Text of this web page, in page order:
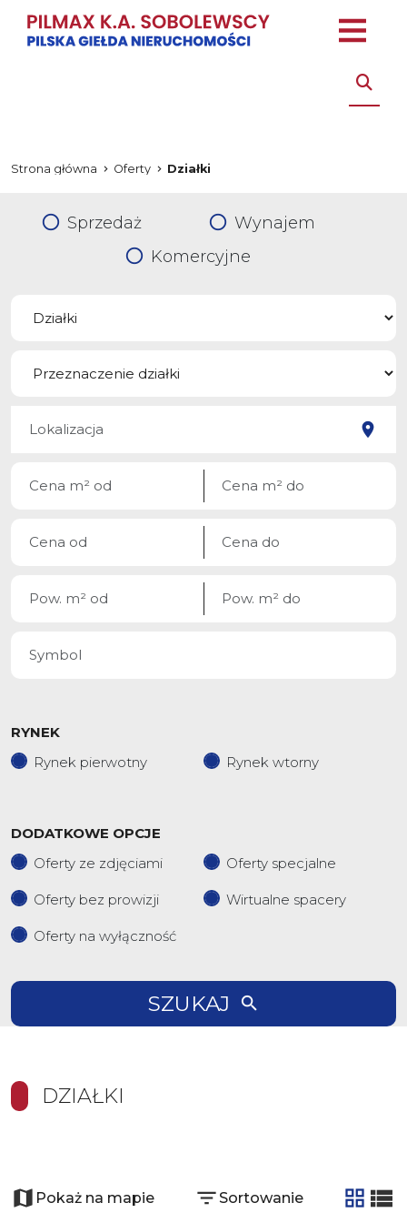
Strona główna Oferty Działki
Sprzedaż
Wynajem
Komercyjne
RYNEK
Rynek pierwotny
Rynek wtorny
DODATKOWE OPCJE
Oferty ze zdjęciami
Oferty specjalne
Oferty bez prowizji Wirtualne spacery
Oferty na wyłączność
SZUKAJ
DZIAŁKI
8
−Pokaż na mapie Sortowanie
tabela